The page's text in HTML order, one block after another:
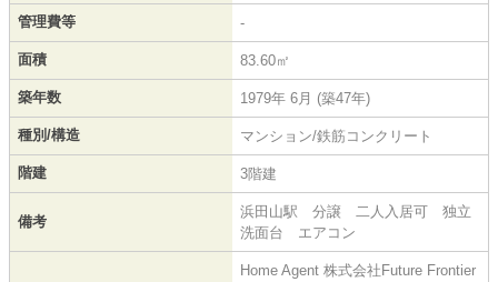
管理費等 -
面積 83.60㎡
築年数 1979年 6月 (築47年)
種別/構造 マンション/鉄筋コンクリート
階建 3階建
備考
浜田山駅 分譲 二人入居可 独立
洗面台 エアコン
Home Agent 株式会社Future Frontier